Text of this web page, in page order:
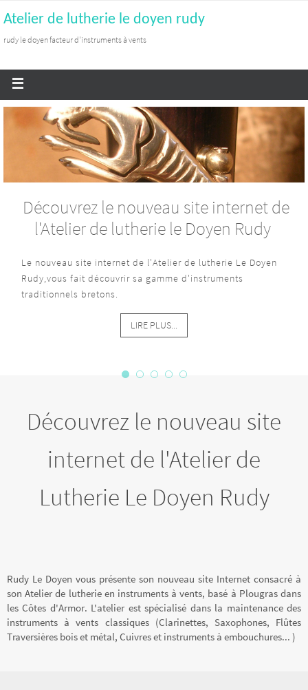
Atelier de lutherie le doyen rudy
rudy le doyen facteur d'instruments à vents
Découvrez le nouveau site internet de
l'Atelier de lutherie le Doyen Rudy
Le nouveau site internet de l'Atelier de lutherie Le Doyen
Rudy,vous fait découvrir sa gamme d'instruments
traditionnels bretons.
LIRE PLUS...
Découvrez le nouveau site
internet de l'Atelier de
Lutherie Le Doyen Rudy
Rudy Le Doyen vous présente son nouveau site Internet consacré à
son Atelier de lutherie en instruments à vents, basé à Plougras dans
les Côtes d'Armor. L'atelier est spécialisé dans la maintenance des
instruments à vents classiques (Clarinettes, Saxophones, Flûtes
Traversières bois et métal, Cuivres et instruments à embouchures... )